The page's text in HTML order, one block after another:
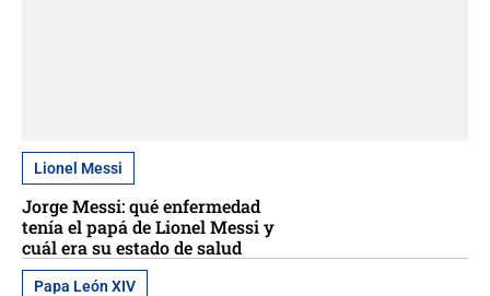
Lionel Messi
Jorge Messi: qué enfermedad
tenía el papá de Lionel Messi y
cuál era su estado de salud
Papa León XIV